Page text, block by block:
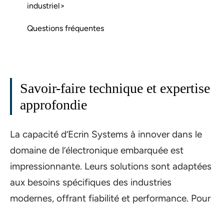
industriel>
Questions fréquentes
Savoir-faire technique et expertise
approfondie
La capacité d’Ecrin Systems à innover dans le
domaine de l’électronique embarquée est
impressionnante. Leurs solutions sont adaptées
aux besoins spécifiques des industries
modernes, offrant fiabilité et performance. Pour